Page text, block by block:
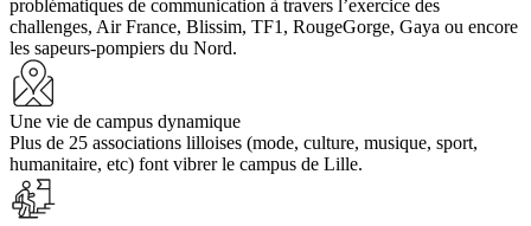
problématiques de communication à travers l’exercice des
challenges, Air France, Blissim, TF1, RougeGorge, Gaya ou encore
les sapeurs-pompiers du Nord.
Une vie de campus dynamique
Plus de 25 associations lilloises (mode, culture, musique, sport,
humanitaire, etc) font vibrer le campus de Lille.